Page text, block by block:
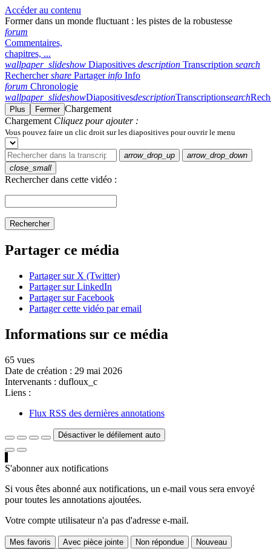
Accéder au contenu
Former dans un monde fluctuant : les pistes de la robustesse
forum
Commentaires,
chapitres, ...
wallpaper_slideshow Diapositives description Transcription search
Rechercher share Partager info Info
forum Chronologie
wallpaper_slideshowDiapositivesdescriptionTranscriptionsearch
Plus Fermer Chargement
Chargement Cliquez pour ajouter :
Vous pouvez faire un clic droit sur les diapositives pour ouvrir le menu
arrow_drop_up
arrow_drop_down
close_small
Rechercher dans cette vidéo :
Rechercher
Partager ce média
Partager sur X (Twitter)
Partager sur LinkedIn
Partager sur Facebook
Partager cette vidéo par email
Informations sur ce média
65 vues
Date de création : 29 mai 2026
Intervenants : dufloux_c
Liens :
Flux RSS des dernières annotations
Désactiver le défilement auto
S'abonner aux notifications
Si vous êtes abonné aux notifications, un e-mail vous sera envoyé
pour toutes les annotations ajoutées.
Votre compte utilisateur n'a pas d'adresse e-mail.
Mes favoris Avec pièce jointe Non répondue
Nouveau